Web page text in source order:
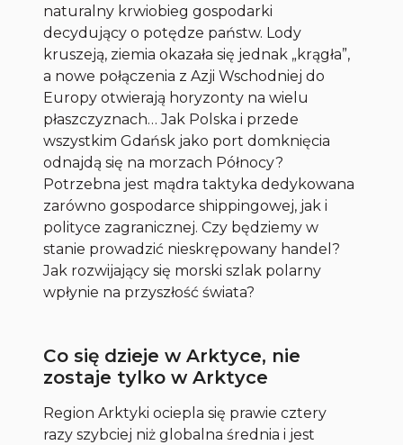
naturalny krwiobieg gospodarki
decydujący o potędze państw. Lody
kruszeją, ziemia okazała się jednak „krągła”,
a nowe połączenia z Azji Wschodniej do
Europy otwierają horyzonty na wielu
płaszczyznach… Jak Polska i przede
wszystkim Gdańsk jako port domknięcia
odnajdą się na morzach Północy?
Potrzebna jest mądra taktyka dedykowana
zarówno gospodarce shippingowej, jak i
polityce zagranicznej. Czy będziemy w
stanie prowadzić nieskrępowany handel?
Jak rozwijający się morski szlak polarny
wpłynie na przyszłość świata?
Co się dzieje w Arktyce, nie
zostaje tylko w Arktyce
Region Arktyki ociepla się prawie cztery
razy szybciej niż globalna średnia i jest